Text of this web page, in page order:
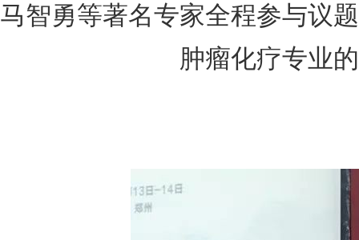
马智勇等著名专家全程参与议
肿瘤化疗专业